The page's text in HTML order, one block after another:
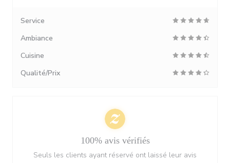
Service
Ambiance
Cuisine
Qualité/Prix
100% avis vérifiés
Seuls les clients ayant réservé ont laissé leur avis